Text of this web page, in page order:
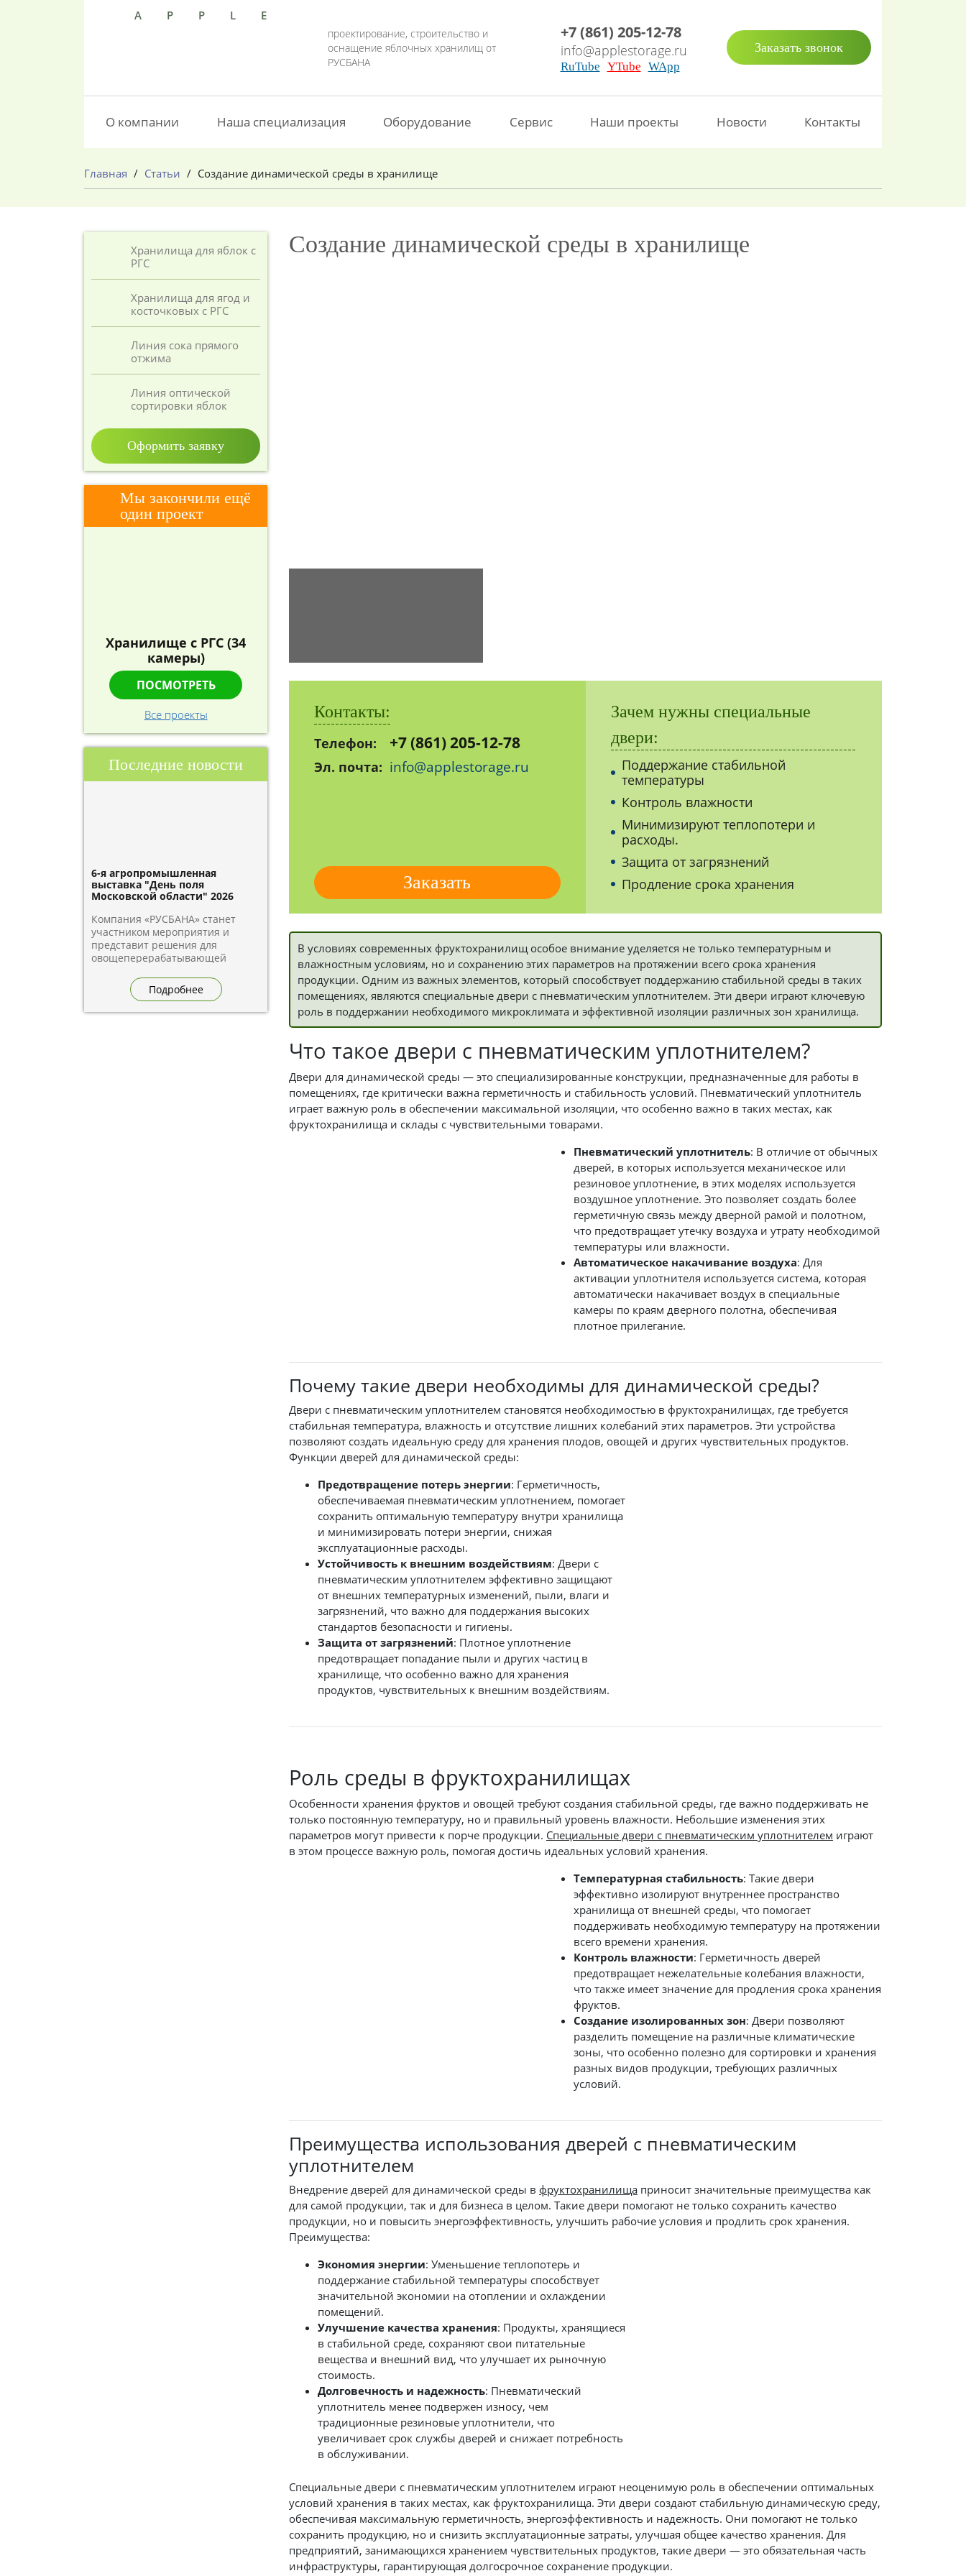
APPLE
проектирование, строительство и
оснащение яблочных хранилищ от
РУСБАНА
+7 (861) 205-12-78
info@applestorage.ru
RuTube YTube WApp
Заказать звонок
О компании Наша специализация Оборудование Сервис Наши проекты Новости Контакты
Главная / Статьи / Создание динамической среды в хранилище
Хранилища для яблок с
РГС
Хранилища для ягод и
косточковых с РГС
Линия сока прямого
отжима
Линия оптической
сортировки яблок
Оформить заявку
Мы закончили ещё
один проект
Хранилище с РГС (34
камеры)
ПОСМОТРЕТЬ
Все проекты
Последние новости
6-я агропромышленная
выставка "День поля
Московской области" 2026
Компания «РУСБАНА» станет
участником мероприятия и
представит решения для
овощеперерабатывающей
выставке позволит обсудить
актуальные задачи отрасли и
познакомить гостей с
Подробнее
Создание динамической среды в хранилище
Контакты:
Телефон: +7 (861) 205-12-78
Эл. почта: info@applestorage.ru
Заказать
Зачем нужны специальные
двери:
Поддержание стабильной
температуры
Контроль влажности
Минимизируют теплопотери и
расходы.
Защита от загрязнений
Продление срока хранения
В условиях современных фруктохранилищ особое внимание уделяется не только температурным и
влажностным условиям, но и сохранению этих параметров на протяжении всего срока хранения
продукции. Одним из важных элементов, который способствует поддержанию стабильной среды в таких
помещениях, являются специальные двери с пневматическим уплотнителем. Эти двери играют ключевую
роль в поддержании необходимого микроклимата и эффективной изоляции различных зон хранилища.
Что такое двери с пневматическим уплотнителем?
Двери для динамической среды — это специализированные конструкции, предназначенные для работы в
помещениях, где критически важна герметичность и стабильность условий. Пневматический уплотнитель
играет важную роль в обеспечении максимальной изоляции, что особенно важно в таких местах, как
фруктохранилища и склады с чувствительными товарами.
Пневматический уплотнитель: В отличие от обычных
дверей, в которых используется механическое или
резиновое уплотнение, в этих моделях используется
воздушное уплотнение. Это позволяет создать более
герметичную связь между дверной рамой и полотном,
что предотвращает утечку воздуха и утрату необходимой
температуры или влажности.
Автоматическое накачивание воздуха: Для
активации уплотнителя используется система, которая
автоматически накачивает воздух в специальные
камеры по краям дверного полотна, обеспечивая
плотное прилегание.
Почему такие двери необходимы для динамической среды?
Двери с пневматическим уплотнителем становятся необходимостью в фруктохранилищах, где требуется
стабильная температура, влажность и отсутствие лишних колебаний этих параметров. Эти устройства
позволяют создать идеальную среду для хранения плодов, овощей и других чувствительных продуктов.
Функции дверей для динамической среды:
Предотвращение потерь энергии: Герметичность,
обеспечиваемая пневматическим уплотнением, помогает
сохранить оптимальную температуру внутри хранилища
и минимизировать потери энергии, снижая
эксплуатационные расходы.
Устойчивость к внешним воздействиям: Двери с
пневматическим уплотнителем эффективно защищают
от внешних температурных изменений, пыли, влаги и
загрязнений, что важно для поддержания высоких
стандартов безопасности и гигиены.
Защита от загрязнений: Плотное уплотнение
предотвращает попадание пыли и других частиц в
хранилище, что особенно важно для хранения
продуктов, чувствительных к внешним воздействиям.
Роль среды в фруктохранилищах
Особенности хранения фруктов и овощей требуют создания стабильной среды, где важно поддерживать не
только постоянную температуру, но и правильный уровень влажности. Небольшие изменения этих
параметров могут привести к порче продукции. Специальные двери с пневматическим уплотнителем играют
в этом процессе важную роль, помогая достичь идеальных условий хранения.
Температурная стабильность: Такие двери
эффективно изолируют внутреннее пространство
хранилища от внешней среды, что помогает
поддерживать необходимую температуру на протяжении
всего времени хранения.
Контроль влажности: Герметичность дверей
предотвращает нежелательные колебания влажности,
что также имеет значение для продления срока хранения
фруктов.
Создание изолированных зон: Двери позволяют
разделить помещение на различные климатические
зоны, что особенно полезно для сортировки и хранения
разных видов продукции, требующих различных
условий.
Преимущества использования дверей с пневматическим
уплотнителем
Внедрение дверей для динамической среды в фруктохранилища приносит значительные преимущества как
для самой продукции, так и для бизнеса в целом. Такие двери помогают не только сохранить качество
продукции, но и повысить энергоэффективность, улучшить рабочие условия и продлить срок хранения.
Преимущества:
Экономия энергии: Уменьшение теплопотерь и
поддержание стабильной температуры способствует
значительной экономии на отоплении и охлаждении
помещений.
Улучшение качества хранения: Продукты, хранящиеся
в стабильной среде, сохраняют свои питательные
вещества и внешний вид, что улучшает их рыночную
стоимость.
Долговечность и надежность: Пневматический
уплотнитель менее подвержен износу, чем
традиционные резиновые уплотнители, что
увеличивает срок службы дверей и снижает потребность
в обслуживании.
Специальные двери с пневматическим уплотнителем играют неоценимую роль в обеспечении оптимальных
условий хранения в таких местах, как фруктохранилища. Эти двери создают стабильную динамическую среду,
обеспечивая максимальную герметичность, энергоэффективность и надежность. Они помогают не только
сохранить продукцию, но и снизить эксплуатационные затраты, улучшая общее качество хранения. Для
предприятий, занимающихся хранением чувствительных продуктов, такие двери — это обязательная часть
инфраструктуры, гарантирующая долгосрочное сохранение продукции.